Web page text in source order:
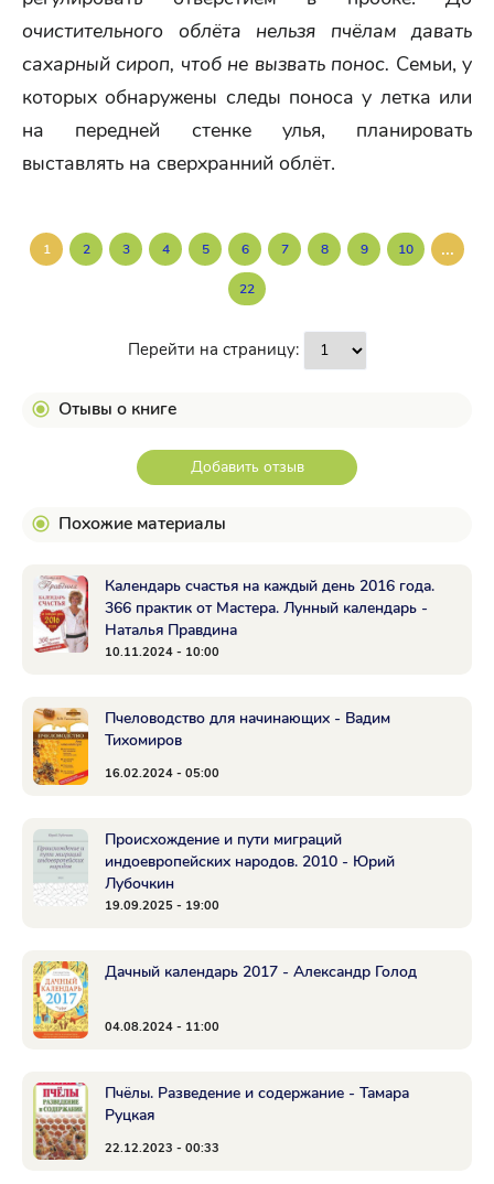
очистительного облёта нельзя пчёлам давать
сахарный сироп, чтоб не вызвать понос. Семьи, у
которых обнаружены следы поноса у летка или
на передней стенке улья, планировать
выставлять на сверхранний облёт.
1 2 3 4 5 6 7 8 9 10 ...
22
Перейти на страницу:
Отывы о книге
Добавить отзыв
Похожие материалы
Календарь счастья на каждый день 2016 года.
366 практик от Мастера. Лунный календарь -
Наталья Правдина
10.11.2024 - 10:00
Пчеловодство для начинающих - Вадим
Тихомиров
16.02.2024 - 05:00
Происхождение и пути миграций
индоевропейских народов. 2010 - Юрий
Лубочкин
19.09.2025 - 19:00
Дачный календарь 2017 - Александр Голод
04.08.2024 - 11:00
Пчёлы. Разведение и содержание - Тамара
Руцкая
22.12.2023 - 00:33